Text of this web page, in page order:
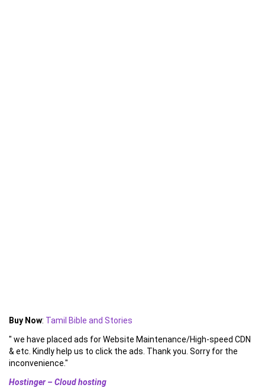
Buy Now: Tamil Bible and Stories
" we have placed ads for Website Maintenance/High-speed CDN
& etc. Kindly help us to click the ads. Thank you. Sorry for the
inconvenience."
Hostinger – Cloud hosting